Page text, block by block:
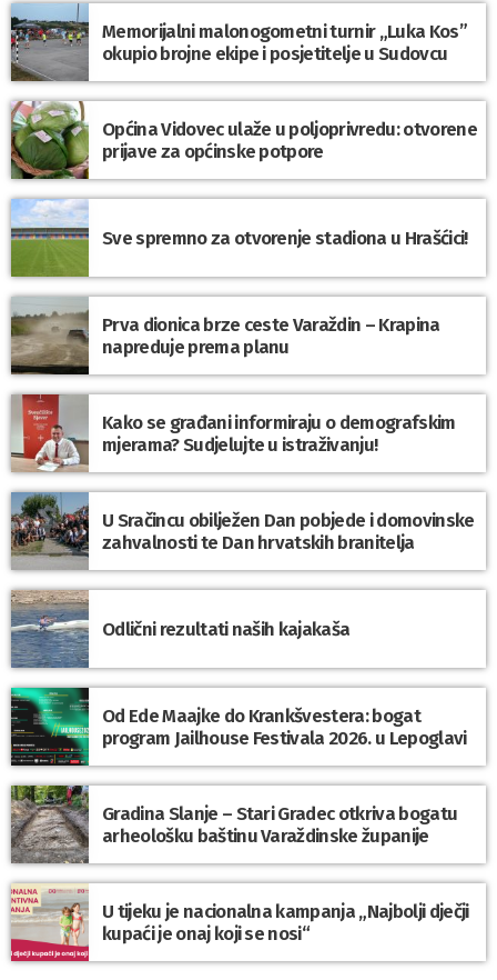
Memorijalni malonogometni turnir „Luka Kos”
okupio brojne ekipe i posjetitelje u Sudovcu
Općina Vidovec ulaže u poljoprivredu: otvorene
prijave za općinske potpore
Sve spremno za otvorenje stadiona u Hrašćici!
Prva dionica brze ceste Varaždin – Krapina
napreduje prema planu
Kako se građani informiraju o demografskim
mjerama? Sudjelujte u istraživanju!
U Sračincu obilježen Dan pobjede i domovinske
zahvalnosti te Dan hrvatskih branitelja
Odlični rezultati naših kajakaša
Od Ede Maajke do Krankšvestera: bogat
program Jailhouse Festivala 2026. u Lepoglavi
Gradina Slanje – Stari Gradec otkriva bogatu
arheološku baštinu Varaždinske županije
U tijeku je nacionalna kampanja „Najbolji dječji
kupaći je onaj koji se nosi“